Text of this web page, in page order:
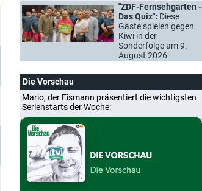
"ZDF-Fernsehgarten -
Das Quiz": Diese
Gäste spielen gegen
Kiwi in der
Sonderfolge am 9.
August 2026
Die Vorschau
Mario, der Eismann präsentiert die wichtigsten
Serienstarts der Woche: